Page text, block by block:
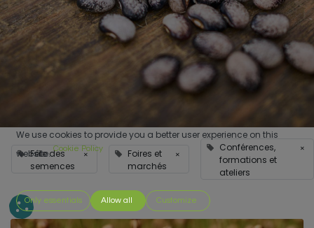
Fête des
semences
×
Foires et
marchés
×
Conférences,
formations et
ateliers
×
We use cookies to provide you a better user experience on this
website. Cookie Policy
Only essentials Allow all Customize